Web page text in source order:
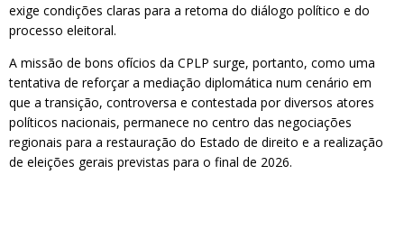
exige condições claras para a retoma do diálogo político e do
processo eleitoral.
A missão de bons ofícios da CPLP surge, portanto, como uma
tentativa de reforçar a mediação diplomática num cenário em
que a transição, controversa e contestada por diversos atores
políticos nacionais, permanece no centro das negociações
regionais para a restauração do Estado de direito e a realização
de eleições gerais previstas para o final de 2026.